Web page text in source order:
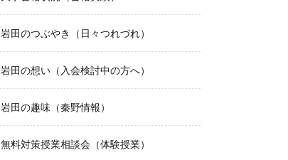
岩田のつぶやき（日々つれづれ）
岩田の想い（入会検討中の方へ）
岩田の趣味（秦野情報）
無料対策授業相談会（体験授業）